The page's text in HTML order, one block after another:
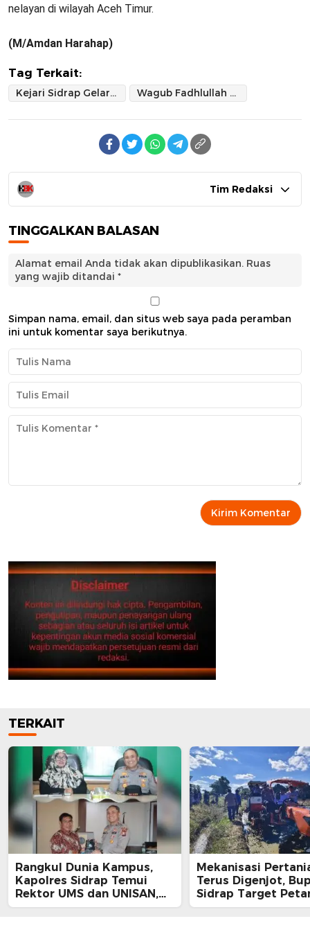
nelayan di wilayah Aceh Timur.
‎(M/Amdan Harahap)
Tag Terkait:
Kejari Sidrap Gelar Rakor Tim PAKEM untuk Menjaga Toleransi dan Stabilitas Sosial Wagub Fadhlullah Respons Cepat Keluhan Nelayan Soal Pendangkalan Muara Kuala Idi
Tim Redaksi
TINGGALKAN BALASAN
Alamat email Anda tidak akan dipublikasikan. Ruas
yang wajib ditandai *
Simpan nama, email, dan situs web saya pada peramban
ini untuk komentar saya berikutnya.
TERKAIT
Rangkul Dunia Kampus,
Kapolres Sidrap Temui
Rektor UMS dan UNISAN,
Ajak Bersama Jaga
Mekanisasi
Terus Digenjot,
Sidrap Target
Panen Tiga Kali